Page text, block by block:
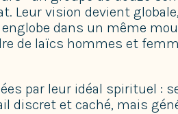
Leur vision devient
dans un même
de laïcs hommes et
par leur idéal spirituel :
discret et caché, mais